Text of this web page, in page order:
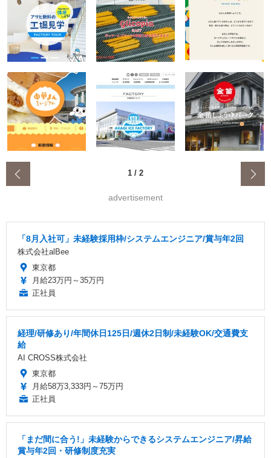
1 / 2
advertisement
「8月入社可」未経験採用枠/システムエンジニア/賞与年2回
株式会社alBee
東京都
月給23万円～35万円
正社員
経理/研修あり/年間休日125日/週休2日制/未経験OK/交通費支
給
AI CROSS株式会社
東京都
月給58万3,333円～75万円
正社員
「まだ間に合う!」未経験からできるシステムエンジニア/昇給
賞与年2回・研修制度充実